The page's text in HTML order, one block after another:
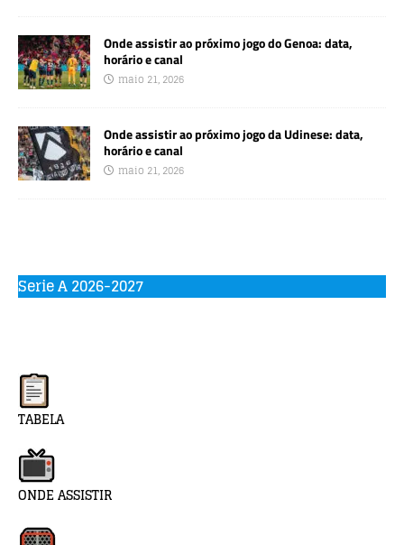
Onde assistir ao próximo jogo do Genoa: data,
horário e canal
maio 21, 2026
Onde assistir ao próximo jogo da Udinese: data,
horário e canal
maio 21, 2026
Serie A 2026-2027
TABELA
ONDE ASSISTIR